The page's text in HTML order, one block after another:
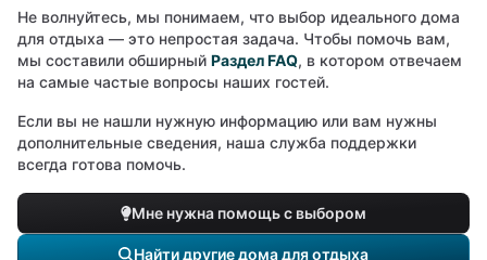
Не волнуйтесь, мы понимаем, что выбор идеального дома
для отдыха — это непростая задача. Чтобы помочь вам,
мы составили обширный Раздел FAQ, в котором отвечаем
на самые частые вопросы наших гостей.
Если вы не нашли нужную информацию или вам нужны
дополнительные сведения, наша служба поддержки
всегда готова помочь.
Мне нужна помощь с выбором
Найти другие дома для отдыха